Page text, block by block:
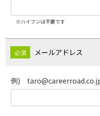
※ハイフンは不要です
メールアドレス
例)